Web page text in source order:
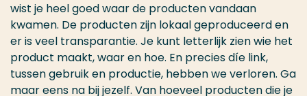
wist je heel goed waar de producten vandaan
kwamen. De producten zijn lokaal geproduceerd en
er is veel transparantie. Je kunt letterlijk zien wie het
product maakt, waar en hoe. En precies díe link,
tussen gebruik en productie, hebben we verloren. Ga
maar eens na bij jezelf. Van hoeveel producten die je